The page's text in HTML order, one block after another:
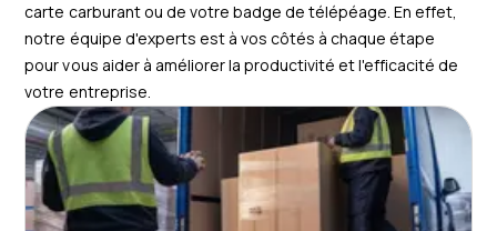
carte carburant ou de votre badge de télépéage. En effet,
notre équipe d'experts est à vos côtés à chaque étape
pour vous aider à améliorer la productivité et l'efficacité de
votre entreprise.